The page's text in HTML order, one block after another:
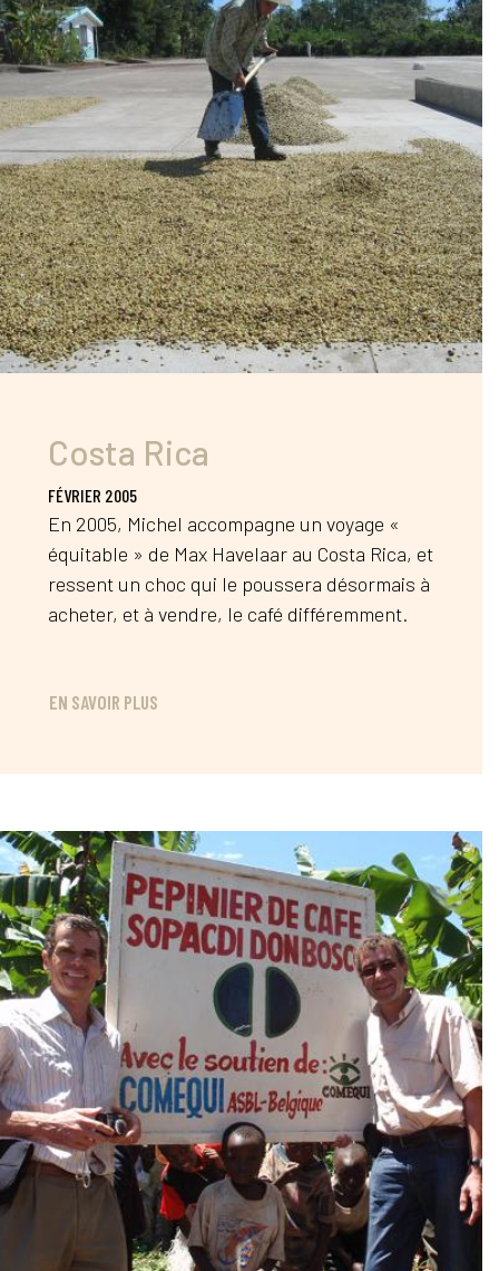
Costa Rica
FÉVRIER 2005
En 2005, Michel accompagne un voyage «
équitable » de Max Havelaar au Costa Rica, et
ressent un choc qui le poussera désormais à
acheter, et à vendre, le café différemment.
EN SAVOIR PLUS